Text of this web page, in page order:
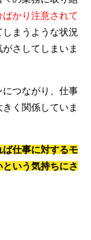
ばかり注意されて
しまうような状況
さしてしまいま
つながり、仕事
く関係していま
ば仕事に対するモ
いう気持ちにさ